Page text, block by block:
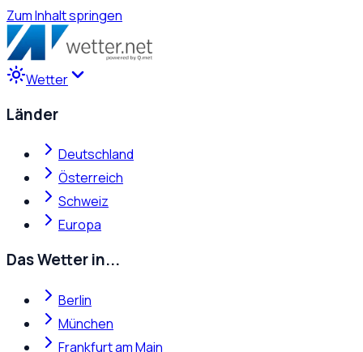
Zum Inhalt springen
Wetter
Länder
Deutschland
Österreich
Schweiz
Europa
Das Wetter in...
Berlin
München
Frankfurt am Main